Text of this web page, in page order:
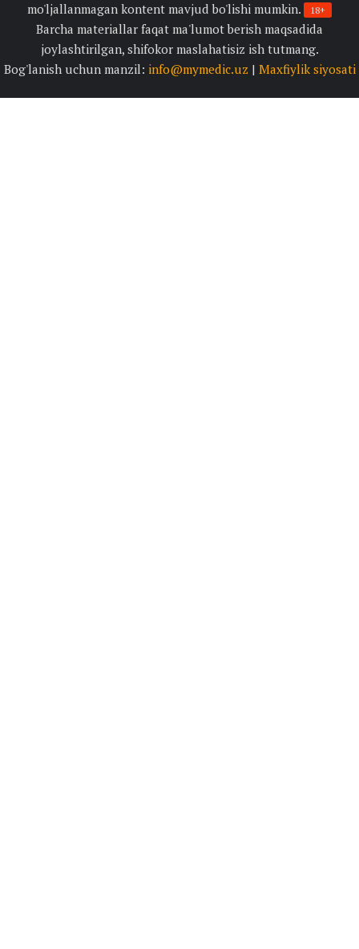
mo'ljallanmagan kontent mavjud bo'lishi mumkin.
18+
Barcha materiallar faqat ma'lumot berish maqsadida
joylashtirilgan, shifokor maslahatisiz ish tutmang.
Bog'lanish uchun manzil: info@mymedic.uz | Maxfiylik siyosati